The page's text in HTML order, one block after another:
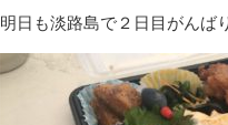
明日も淡路島で２日目がんば